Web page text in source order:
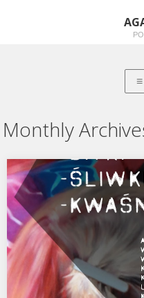
Monthly